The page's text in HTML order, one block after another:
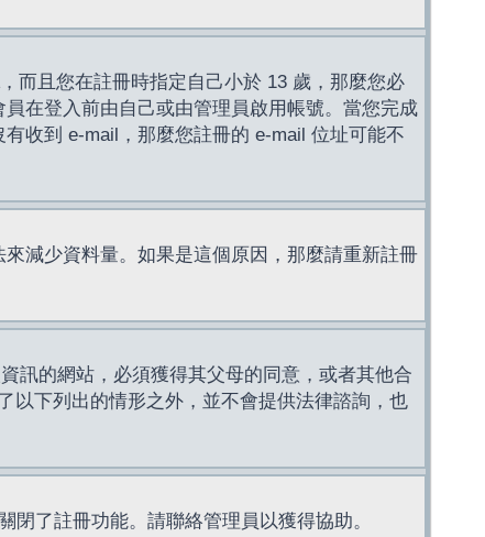
而且您在註冊時指定自己小於 13 歲，那麼您必
在登入前由自己或由管理員啟用帳號。當您完成
收到 e-mail，那麼您註冊的 e-mail 位址可能不
減少資料量。如果是這個原因，那麼請重新註冊
訊的網站，必須獲得其父母的同意，或者其他合
以下列出的情形之外，並不會提供法律諮詢，也
了註冊功能。請聯絡管理員以獲得協助。